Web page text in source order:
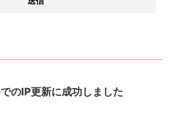
のIP更新に成功しました